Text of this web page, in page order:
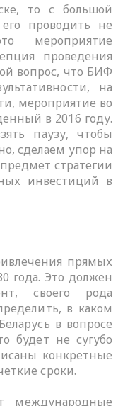
то с большой
проводить не
мероприятие
проведения
вопрос, что БИФ
на
мероприятие во
в 2016 году.
паузу, чтобы
сделаем упор на
стратегии
инвестиций в
прямых
года. Это должен
своего рода
в каком
в вопросе
будет не сугубо
конкретные
сроки.
международные